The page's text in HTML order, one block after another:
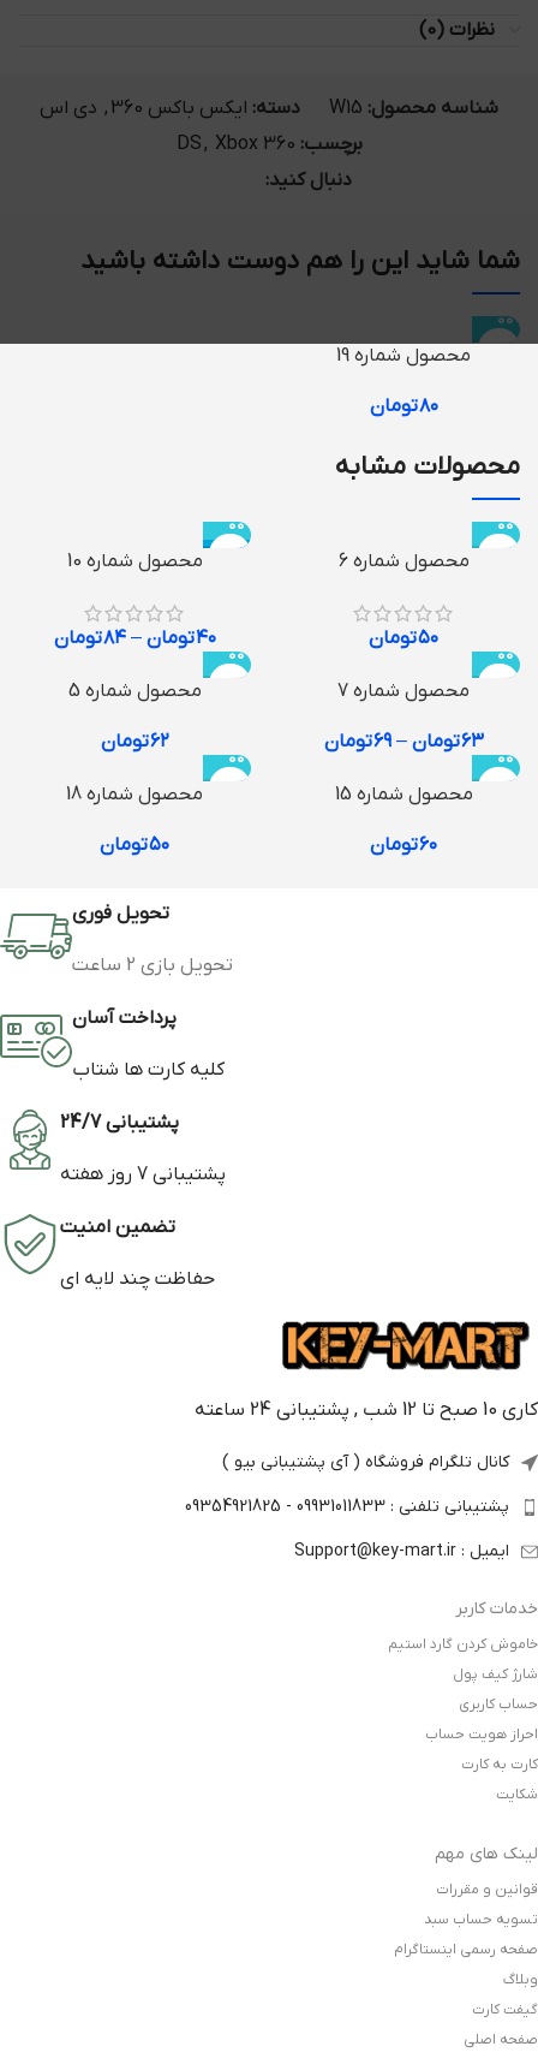
نظرات (0)
شناسه محصول: W15 دسته: ایکس باکس 360 , دی اس
برچسب:
DS, Xbox 360
دنبال کنید:
شما شاید این را هم دوست داشته باشید
محصول شماره 19
۸۰تومان
محصولات مشابه
محصول شماره 6
۵۰تومان
محصول شماره 10
۴۰تومان – ۸۴تومان
محصول شماره 7
۶۳تومان – ۶۹تومان
محصول شماره 5
۶۲تومان
محصول شماره 15
۶۰تومان
محصول شماره 18
۵۰تومان
تحویل فوری
تحویل بازی 2 ساعت
پرداخت آسان
کلیه کارت ها شتاب
پشتیبانی 24/7
پشتیبانی 7 روز هفته
تضمین امنیت
حفاظت چند لایه ای
کاری 10 صبح تا 12 شب , پشتیبانی 24 ساعته
کانال تلگرام فروشگاه ( آی پشتیبانی بیو )
پشتیبانی تلفنی : 09931011833 - 09354921825
ایمیل : Support@key-mart.ir
خدمات کاربر
خاموش کردن گارد استیم
شارژ کیف پول
حساب کاربری
احراز هویت حساب
کارت به کارت
شکایت
لینک های مهم
قوانین و مقررات
تسویه حساب سبد
صفحه رسمی اینستاگرام
وبلاگ
گیفت کارت
صفحه اصلی